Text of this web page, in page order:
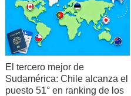
El tercero mejor de
Sudamérica: Chile alcanza el
puesto 51° en ranking de los